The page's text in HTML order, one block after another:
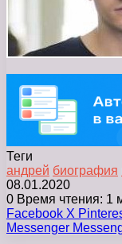
Теги
андрей биография
08.01.2020
0 Время чтения: 1
Facebook X
Messenger